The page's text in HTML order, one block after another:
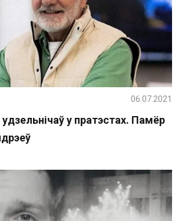
у пратэстах. Памёр
06.07.2021